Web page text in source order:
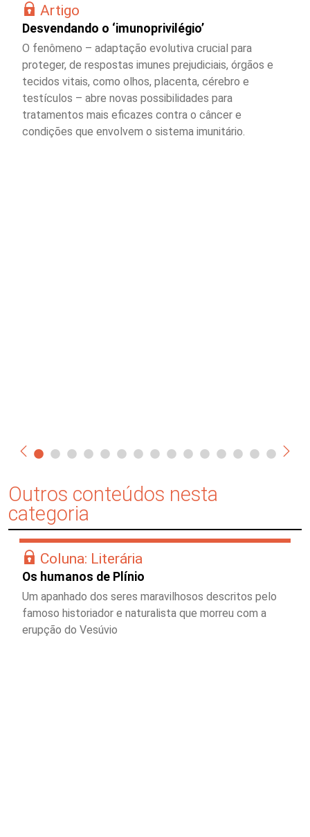
Artigo
Desvendando o ‘imunoprivilégio’
O fenômeno – adaptação evolutiva crucial para
proteger, de respostas imunes prejudiciais, órgãos e
tecidos vitais, como olhos, placenta, cérebro e
testículos – abre novas possibilidades para
tratamentos mais eficazes contra o câncer e
condições que envolvem o sistema imunitário.
Outros conteúdos nesta
categoria
Coluna: Literária
Os humanos de Plínio
Um apanhado dos seres maravilhosos descritos pelo
famoso historiador e naturalista que morreu com a
erupção do Vesúvio